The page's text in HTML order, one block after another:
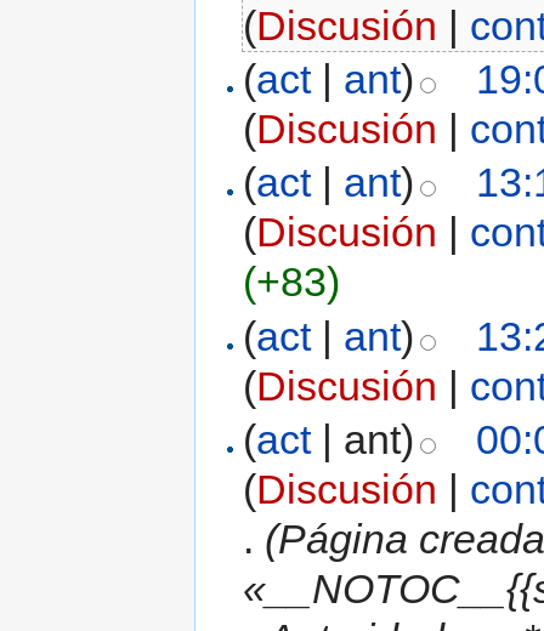
(Discusión |
(act| ant)
(Discusión |
(act| ant)
(Discusión |
(+83)
(act| ant)
(Discusión |
(act| ant)
(Discusión |
. (Página